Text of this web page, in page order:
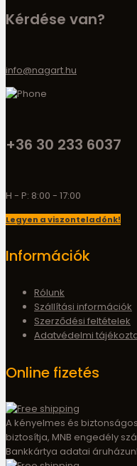
Kérdése van?
info@nagart.hu
+36 30 233 6037
H - P: 8:00 - 17:00
Legyen a viszonteladónk!
Információk
Rólunk
Szállítási információk
Szerződési feltételek
Adatvédelmi
Online fizetés
A kényelmes és
biztosítja, MNB engedély
Bankkártya adatai